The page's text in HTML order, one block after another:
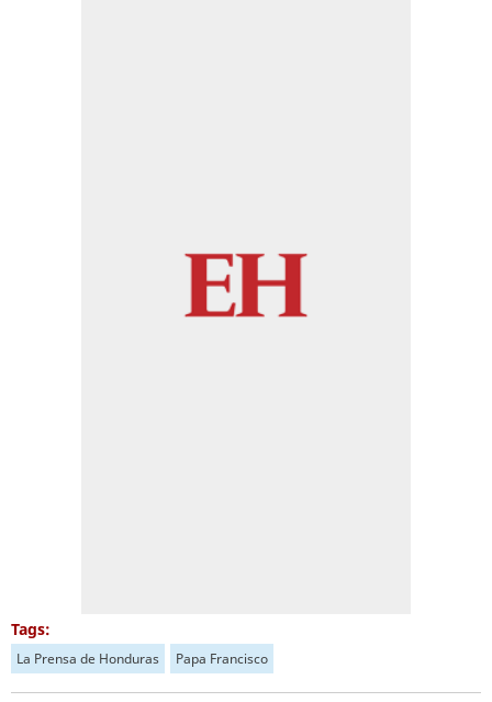
Tags:
La Prensa de Honduras Papa Francisco